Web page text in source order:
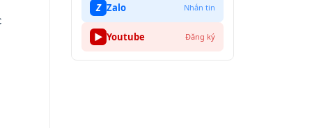
Z Zalo Nhắn tin
▶ Youtube Đăng ký